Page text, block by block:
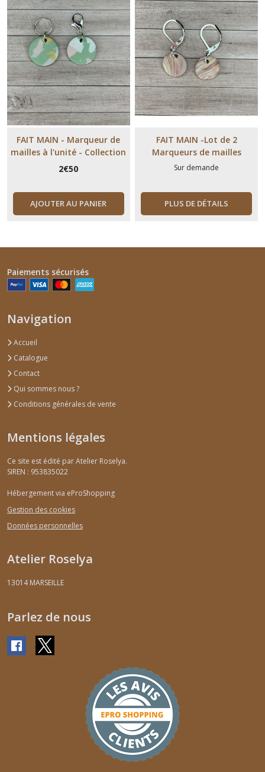
FAIT MAIN - Marqueur de
mailles à l'unité - Collection
Polymère - tons rose, blanc,
2€50
AJOUTER AU PANIER
FAIT MAIN -Lot de 2
Marqueurs de mailles
(Boucles d'oreilles) -
rose, blanc, jaune et vert
marbré
Sur demande
PLUS DE DÉTAILS
Paiements sécurisés
Navigation
Accueil
Catalogue
Contact
Qui sommes nous ?
Conditions générales de vente
Mentions légales
Ce site est édité par Atelier Roselya.
SIREN : 953835022
Hébergement via eProShopping
Gestion des cookies
Données personnelles
Atelier Roselya
13014 MARSEILLE
Parlez de nous